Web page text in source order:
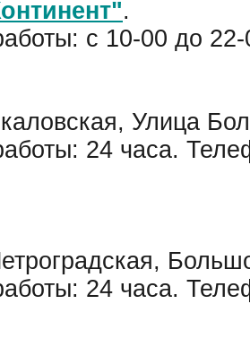
.
с 10-00 до 22-
Улица
24 часа.
24 часа.